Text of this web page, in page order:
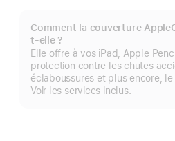
Comment la couverture
t-elle ?
Elle offre à vos iPad, Apple
protection contre les chutes
éclaboussures et plus encore,
Voir les services inclus.